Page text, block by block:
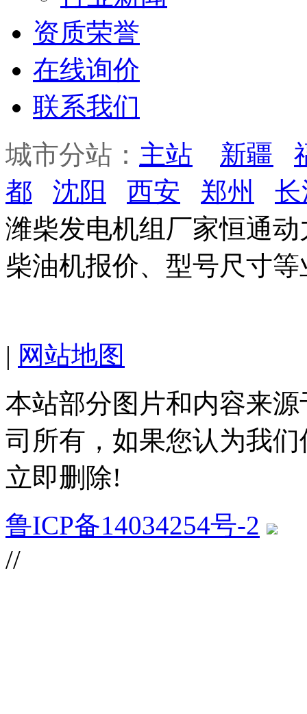
资质荣誉
在线询价
联系我们
城市分站： 主站 新疆
都
沈阳 西安 郑州
潍柴发电机组厂家恒通
柴油机报价、型号尺寸等
| 网站地图
本站部分图片和内容来
司所有，如果您认为我
立即删除!
鲁ICP备14034254号-2
//